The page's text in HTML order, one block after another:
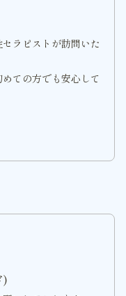
ラピストが訪問いた
ての方でも安心して